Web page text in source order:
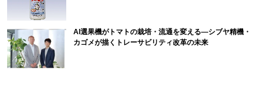
AI選果機がトマトの栽培・流通を変える―シブヤ精機・
カゴメが描くトレーサビリティ改革の未来